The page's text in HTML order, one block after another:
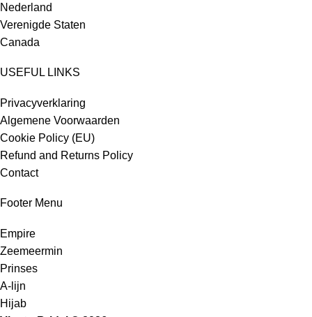
Nederland
Verenigde Staten
Canada
USEFUL LINKS
Privacyverklaring
Algemene Voorwaarden
Cookie Policy (EU)
Refund and Returns Policy
Contact
Footer Menu
Empire
Zeemeermin
Prinses
A-lijn
Hijab